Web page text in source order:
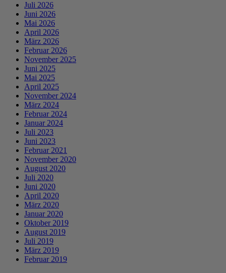
Juli 2026
Juni 2026
Mai 2026
April 2026
März 2026
Februar 2026
November 2025
Juni 2025
Mai 2025
April 2025
November 2024
März 2024
Februar 2024
Januar 2024
Juli 2023
Juni 2023
Februar 2021
November 2020
August 2020
Juli 2020
Juni 2020
April 2020
März 2020
Januar 2020
Oktober 2019
August 2019
Juli 2019
März 2019
Februar 2019